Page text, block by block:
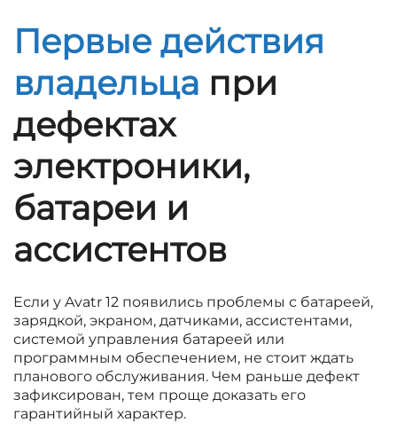
Первые действия
владельца при
дефектах
электроники,
батареи и
ассистентов
Если у Avatr 12 появились проблемы с батареей,
зарядкой, экраном, датчиками, ассистентами,
системой управления батареей или
программным обеспечением, не стоит ждать
планового обслуживания. Чем раньше дефект
зафиксирован, тем проще доказать его
гарантийный характер.